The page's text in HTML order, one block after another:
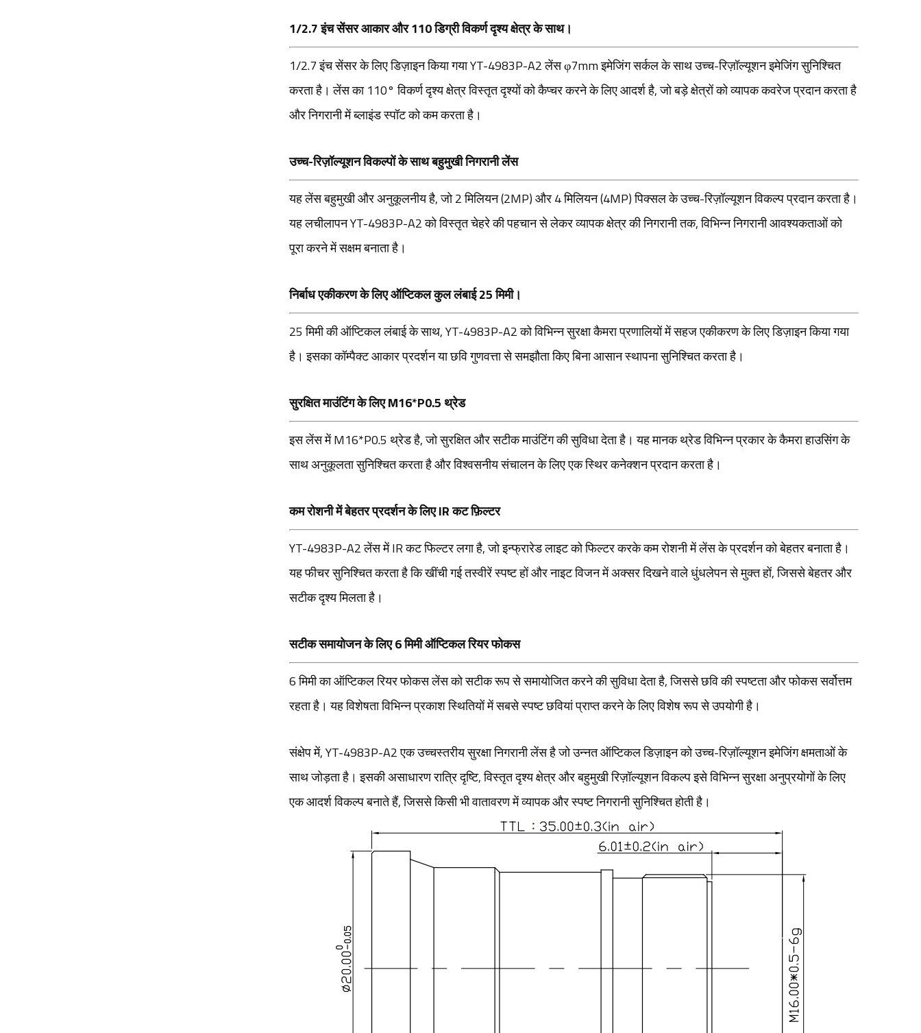
1/2.7 इंच सेंसर आकार और 110 डिग्री विकर्ण दृश्य क्षेत्र के साथ।
1/2.7 इंच सेंसर के लिए डिज़ाइन किया गया YT-4983P-A2 लेंस φ7mm इमेजिंग सर्कल के साथ उच्च-रिज़ॉल्यूशन इमेजिंग सुनिश्चित
करता है। लेंस का 110° विकर्ण दृश्य क्षेत्र विस्तृत दृश्यों को कैप्चर करने के लिए आदर्श है, जो बड़े क्षेत्रों को व्यापक कवरेज प्रदान करता है
और निगरानी में ब्लाइंड स्पॉट को कम करता है।
उच्च-रिज़ॉल्यूशन विकल्पों के साथ बहुमुखी निगरानी लेंस
यह लेंस बहुमुखी और अनुकूलनीय है, जो 2 मिलियन (2MP) और 4 मिलियन (4MP) पिक्सल के उच्च-रिज़ॉल्यूशन विकल्प प्रदान करता है।
यह लचीलापन YT-4983P-A2 को विस्तृत चेहरे की पहचान से लेकर व्यापक क्षेत्र की निगरानी तक, विभिन्न निगरानी आवश्यकताओं को
पूरा करने में सक्षम बनाता है।
निर्बाध एकीकरण के लिए ऑप्टिकल कुल लंबाई 25 मिमी।
25 मिमी की ऑप्टिकल लंबाई के साथ, YT-4983P-A2 को विभिन्न सुरक्षा कैमरा प्रणालियों में सहज एकीकरण के लिए डिज़ाइन किया गया
है। इसका कॉम्पैक्ट आकार प्रदर्शन या छवि गुणवत्ता से समझौता किए बिना आसान स्थापना सुनिश्चित करता है।
सुरक्षित माउंटिंग के लिए M16*P0.5 थ्रेड
इस लेंस में M16*P0.5 थ्रेड है, जो सुरक्षित और सटीक माउंटिंग की सुविधा देता है। यह मानक थ्रेड विभिन्न प्रकार के कैमरा हाउसिंग के
साथ अनुकूलता सुनिश्चित करता है और विश्वसनीय संचालन के लिए एक स्थिर कनेक्शन प्रदान करता है।
कम रोशनी में बेहतर प्रदर्शन के लिए IR कट फ़िल्टर
YT-4983P-A2 लेंस में IR कट फिल्टर लगा है, जो इन्फ्रारेड लाइट को फिल्टर करके कम रोशनी में लेंस के प्रदर्शन को बेहतर बनाता है।
यह फीचर सुनिश्चित करता है कि खींची गई तस्वीरें स्पष्ट हों और नाइट विजन में अक्सर दिखने वाले धुंधलेपन से मुक्त हों, जिससे बेहतर और
सटीक दृश्य मिलता है।
सटीक समायोजन के लिए 6 मिमी ऑप्टिकल रियर फोकस
6 मिमी का ऑप्टिकल रियर फोकस लेंस को सटीक रूप से समायोजित करने की सुविधा देता है, जिससे छवि की स्पष्टता और फोकस सर्वोत्तम
रहता है। यह विशेषता विभिन्न प्रकाश स्थितियों में सबसे स्पष्ट छवियां प्राप्त करने के लिए विशेष रूप से उपयोगी है।
संक्षेप में, YT-4983P-A2 एक उच्चस्तरीय सुरक्षा निगरानी लेंस है जो उन्नत ऑप्टिकल डिज़ाइन को उच्च-रिज़ॉल्यूशन इमेजिंग क्षमताओं के
साथ जोड़ता है। इसकी असाधारण रात्रि दृष्टि, विस्तृत दृश्य क्षेत्र और बहुमुखी रिज़ॉल्यूशन विकल्प इसे विभिन्न सुरक्षा अनुप्रयोगों के लिए
एक आदर्श विकल्प बनाते हैं, जिससे किसी भी वातावरण में व्यापक और स्पष्ट निगरानी सुनिश्चित होती है।